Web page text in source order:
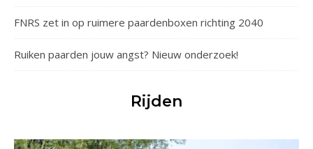
FNRS zet in op ruimere paardenboxen richting 2040
Ruiken paarden jouw angst? Nieuw onderzoek!
Rijden